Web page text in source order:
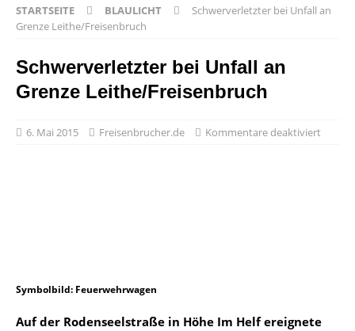
STARTSEITE BLAULICHT
Schwerverletzter bei Unfall an
Grenze Leithe/Freisenbruch
Schwerverletzter bei Unfall an
Grenze Leithe/Freisenbruch
6. Mai 2015 Freisenbrucher.de Kommentare deaktiviert
Symbolbild: Feuerwehrwagen
Auf der Rodenseelstraße in Höhe Im Helf ereignete